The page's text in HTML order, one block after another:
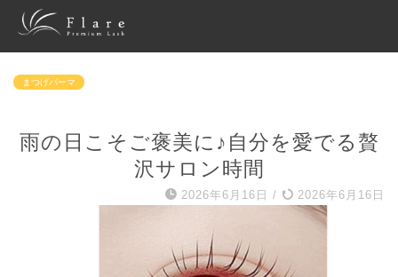
まつげパーマ
雨の日こそご褒美に♪自分を愛でる贅
沢サロン時間
2026年6月16日 / 2026年6月16日